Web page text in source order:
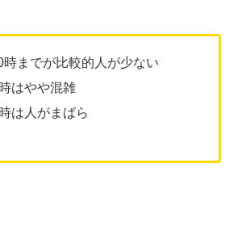
までが比較的人が少ない
はやや混雑
は人がまばら